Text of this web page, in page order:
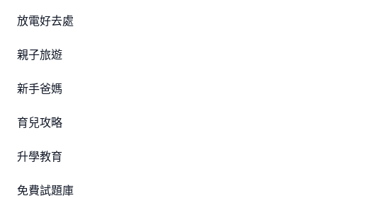
放電好去處
親子旅遊
新手爸媽
育兒攻略
升學教育
免費試題庫